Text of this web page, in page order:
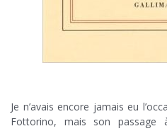
Je n’avais encore jamais eu
Fottorino, mais son passage